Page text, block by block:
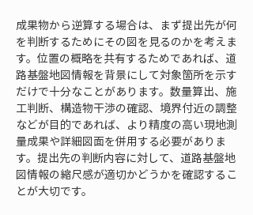
成果物から逆算する場合は、まず提出先が何
を判断するためにその図を見るのかを考えま
す。位置の概略を共有するためであれば、道
路基盤地図情報を背景にして対象箇所を示す
だけで十分なことがあります。数量算出、施
工判断、構造物干渉の確認、境界付近の調整
などが目的であれば、より精度の高い現地測
量成果や詳細図面を併用する必要がありま
す。提出先の判断内容に対して、道路基盤地
図情報の縮尺感が適切かどうかを確認するこ
とが大切です。